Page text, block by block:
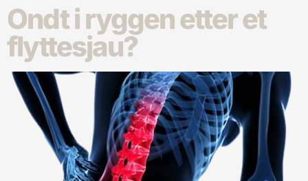
Ondt i ryggen etter et
flyttesjau?